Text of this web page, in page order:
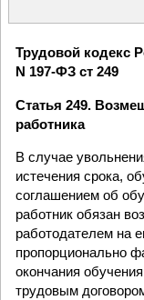
Трудовой кодекс
N 197-ФЗ ст 249
Статья 249.
работника
В случае
истечения срока,
соглашением об
работник обязан
работодателем на
пропорционально
окончания
трудовым